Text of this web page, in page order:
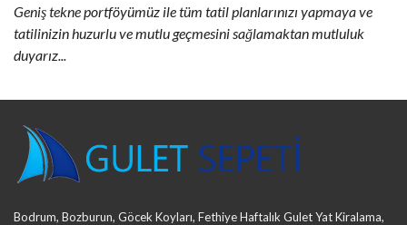
Geniş tekne portföyümüz ile tüm tatil planlarınızı yapmaya ve
tatilinizin huzurlu ve mutlu geçmesini sağlamaktan mutluluk
duyarız...
Bodrum, Bozburun, Göcek Koyları, Fethiye Haftalık Gulet Yat Kiralama,